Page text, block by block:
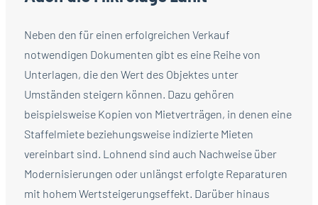
Neben den für einen erfolgreichen Verkauf
notwendigen Dokumenten gibt es eine Reihe von
Unterlagen, die den Wert des Objektes unter
Umständen steigern können. Dazu gehören
beispielsweise Kopien von Mietverträgen, in denen eine
Staffelmiete beziehungsweise indizierte Mieten
vereinbart sind. Lohnend sind auch Nachweise über
Modernisierungen oder unlängst erfolgte Reparaturen
mit hohem Wertsteigerungseffekt. Darüber hinaus